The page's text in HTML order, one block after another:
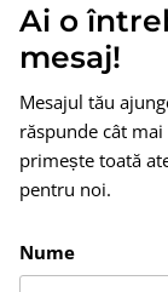
Ai o
mesaj!
Mesajul tău
răspunde cât
primește toată
pentru noi.
Nume